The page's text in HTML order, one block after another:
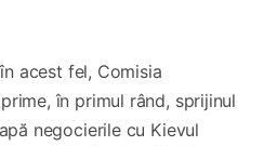
acest fel, Comisia
în primul rând, sprijinul
negocierile cu Kievul